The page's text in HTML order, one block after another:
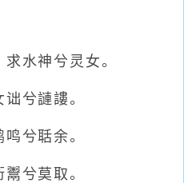
水神兮灵女。
兮謰謱。
兮聒余。
兮莫取。